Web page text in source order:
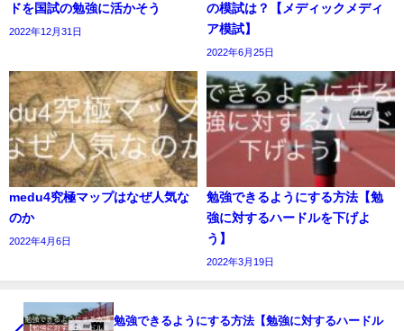
ドを国試の勉強に活かそう
2022年12月31日
の模試は？【メディックメディ
ア模試】
2022年6月25日
medu4究極マップはなぜ人気な
のか
2022年4月6日
勉強できるようにする方法【勉
強に対するハードルを下げよ
う】
2022年3月19日
勉強できるようにする方法【勉強に対するハードル